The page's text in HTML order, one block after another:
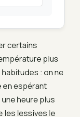
certains
plus
: on ne
en espérant
heure plus
les lessives le